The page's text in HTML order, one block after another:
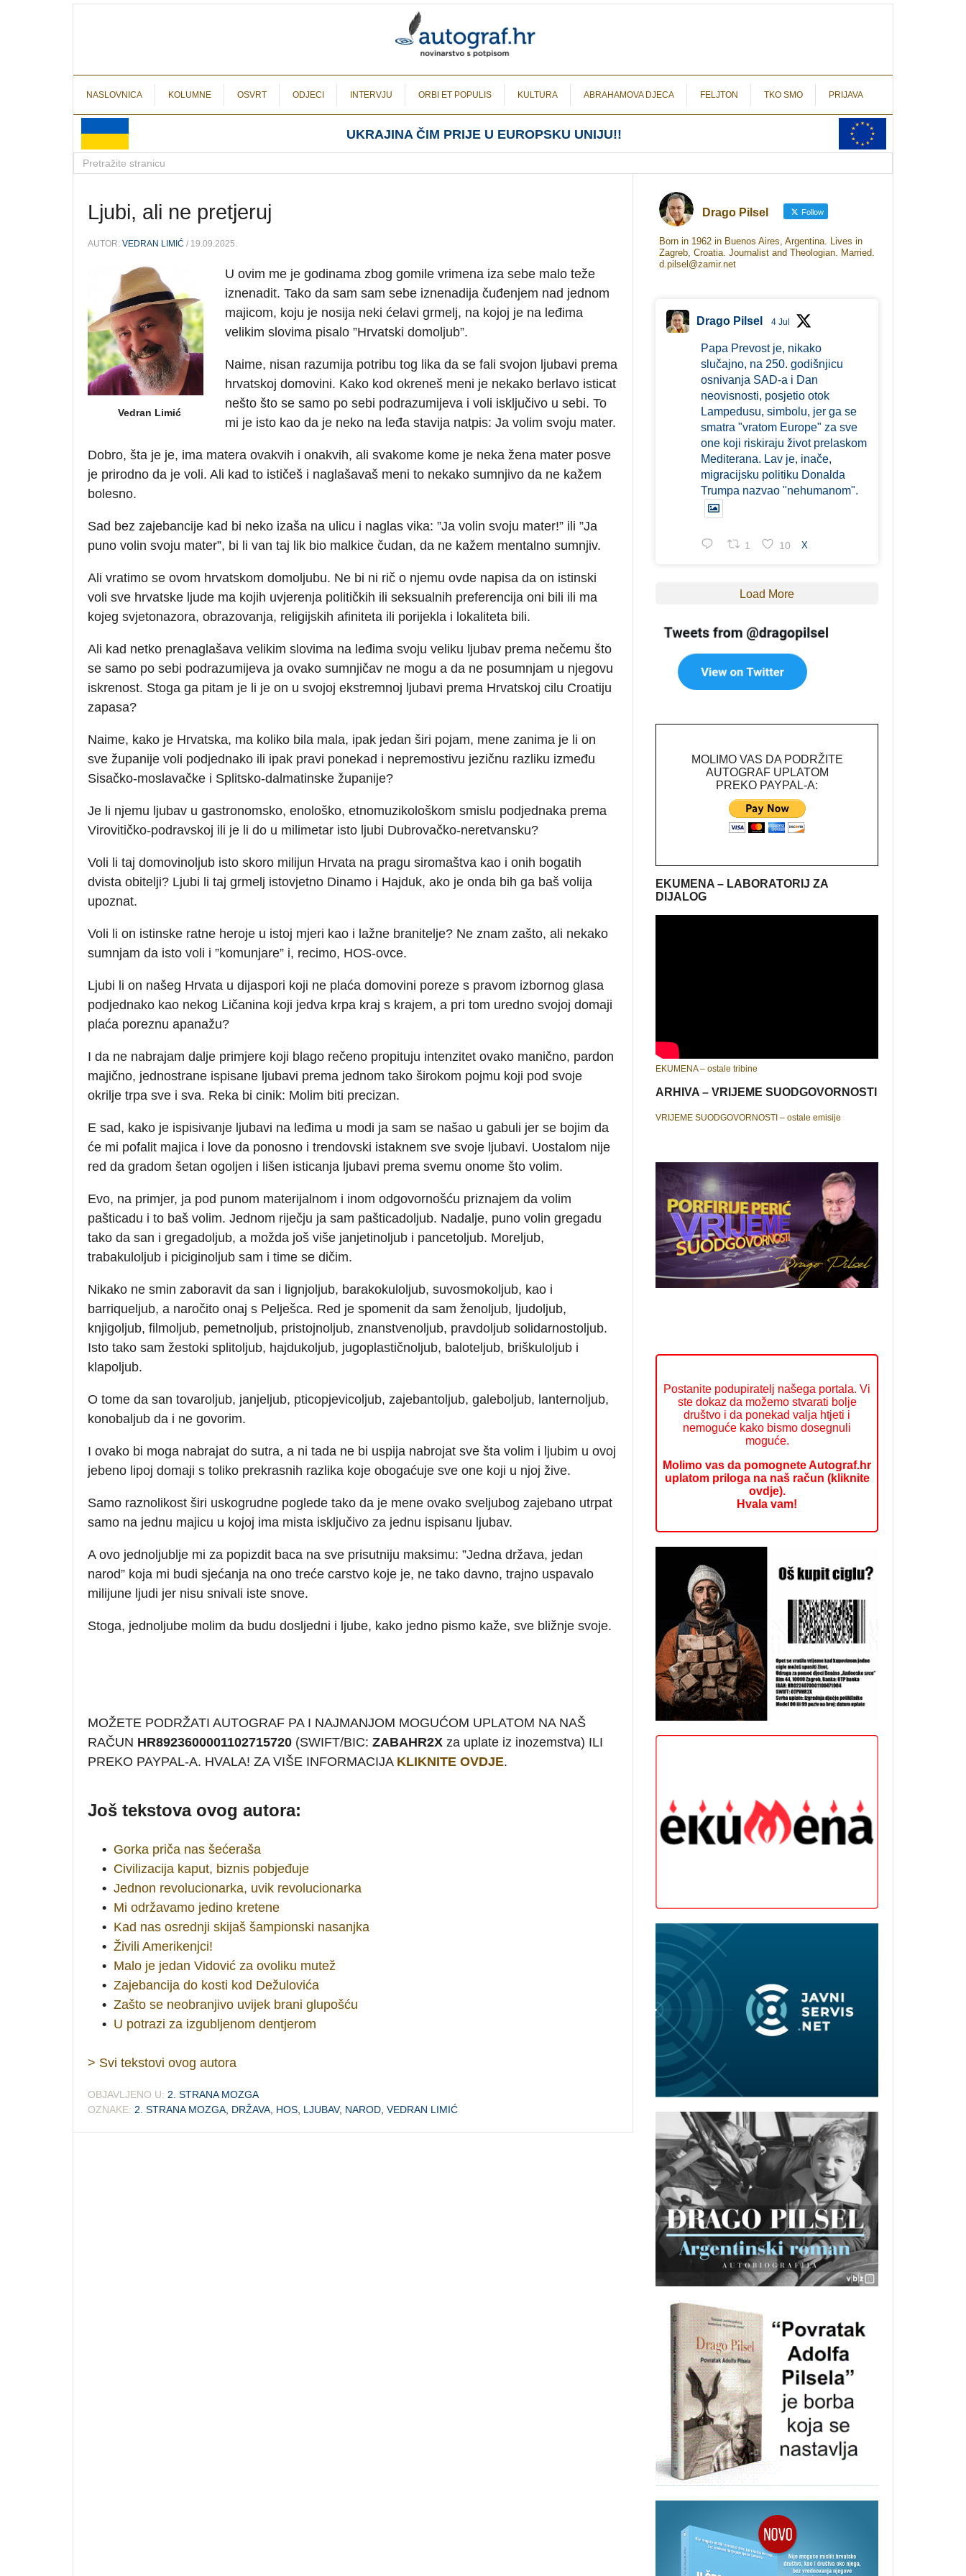
NASLOVNICA KOLUMNE OSVRT ODJECI INTERVJU ORBI ET POPULIS KULTURA ABRAHAMOVA DJECA FELJTON TKO SMO PRIJAVA
UKRAJINA ČIM PRIJE U EUROPSKU UNIJU!!
Ljubi, ali ne pretjeruj
AUTOR: VEDRAN LIMIĆ / 19.09.2025.
Vedran Limić
U ovim me je godinama zbog gomile vrimena iza sebe malo teže
iznenadit. Tako da sam sam sebe iznenadija čuđenjem nad jednom
majicom, koju je nosija neki ćelavi grmelj, na kojoj je na leđima
velikim slovima pisalo ”Hrvatski domoljub”.
Naime, nisan razumija potribu tog lika da se fali svojon ljubavi prema
hrvatskoj domovini. Kako kod okreneš meni je nekako berlavo isticat
nešto što se samo po sebi podrazumijeva i voli isključivo u sebi. To
mi je isto kao da je neko na leđa stavija natpis: Ja volim svoju mater.
Dobro, šta je je, ima matera ovakvih i onakvih, ali svakome kome je neka žena mater posve
je prirodno da je voli. Ali kad to ističeš i naglašavaš meni to nekako sumnjivo da ne kažem
bolesno.
Sad bez zajebancije kad bi neko izaša na ulicu i naglas vika: ”Ja volin svoju mater!” ili ”Ja
puno volin svoju mater”, bi li van taj lik bio malkice čudan, da ne kažem mentalno sumnjiv.
Ali vratimo se ovom hrvatskom domoljubu. Ne bi ni rič o njemu ovde napisa da on istinski
voli sve hrvatske ljude ma kojih uvjerenja političkih ili seksualnih preferencija oni bili ili ma
kojeg svjetonazora, obrazovanja, religijskih afiniteta ili porijekla i lokaliteta bili.
Ali kad netko prenaglašava velikim slovima na leđima svoju veliku ljubav prema nečemu što
se samo po sebi podrazumijeva ja ovako sumnjičav ne mogu a da ne posumnjam u njegovu
iskrenost. Stoga ga pitam je li je on u svojoj ekstremnoj ljubavi prema Hrvatskoj cilu Croatiju
zapasa?
Naime, kako je Hrvatska, ma koliko bila mala, ipak jedan širi pojam, mene zanima je li on
sve županije voli podjednako ili ipak pravi ponekad i nepremostivu jezičnu razliku između
Sisačko-moslavačke i Splitsko-dalmatinske županije?
Je li njemu ljubav u gastronomsko, enološko, etnomuzikološkom smislu podjednaka prema
Virovitičko-podravskoj ili je li do u milimetar isto ljubi Dubrovačko-neretvansku?
Voli li taj domovinoljub isto skoro milijun Hrvata na pragu siromaštva kao i onih bogatih
dvista obitelji? Ljubi li taj grmelj istovjetno Dinamo i Hajduk, ako je onda bih ga baš volija
upoznat.
Voli li on istinske ratne heroje u istoj mjeri kao i lažne branitelje? Ne znam zašto, ali nekako
sumnjam da isto voli i ”komunjare” i, recimo, HOS-ovce.
Ljubi li on našeg Hrvata u dijaspori koji ne plaća domovini poreze s pravom izbornog glasa
podjednako kao nekog Ličanina koji jedva krpa kraj s krajem, a pri tom uredno svojoj domaji
plaća poreznu apanažu?
I da ne nabrajam dalje primjere koji blago rečeno propituju intenzitet ovako manično, pardon
majično, jednostrane ispisane ljubavi prema jednom tako širokom pojmu koji pod svoje
okrilje trpa sve i sva. Reka bi cinik: Molim biti precizan.
E sad, kako je ispisivanje ljubavi na leđima u modi ja sam se našao u gabuli jer se bojim da
će mi pofalit majica i love da ponosno i trendovski istaknem sve svoje ljubavi. Uostalom nije
red da gradom šetan ogoljen i lišen isticanja ljubavi prema svemu onome što volim.
Evo, na primjer, ja pod punom materijalnom i inom odgovornošću priznajem da volim
pašticadu i to baš volim. Jednom riječju ja sam pašticadoljub. Nadalje, puno volin gregadu
tako da san i gregadoljub, a možda još više janjetinoljub i pancetoljub. Moreljub,
trabakuloljub i piciginoljub sam i time se dičim.
Nikako ne smin zaboravit da san i lignjoljub, barakokuloljub, suvosmokoljub, kao i
barriqueljub, a naročito onaj s Pelješca. Red je spomenit da sam ženoljub, ljudoljub,
knjigoljub, filmoljub, pemetnoljub, pristojnoljub, znanstvenoljub, pravdoljub solidarnostoljub.
Isto tako sam žestoki splitoljub, hajdukoljub, jugoplastičnoljub, baloteljub, briškuloljub i
klapoljub.
O tome da san tovaroljub, janjeljub, pticopjevicoljub, zajebantoljub, galeboljub, lanternoljub,
konobaljub da i ne govorim.
I ovako bi moga nabrajat do sutra, a ni tada ne bi uspija nabrojat sve šta volim i ljubim u ovoj
jebeno lipoj domaji s toliko prekrasnih razlika koje obogaćuje sve one koji u njoj žive.
Samo raznolikost širi uskogrudne poglede tako da je mene ovako sveljubog zajebano utrpat
samo na jednu majicu u kojoj ima mista isključivo za jednu ispisanu ljubav.
A ovo jednoljublje mi za popizdit baca na sve prisutniju maksimu: ”Jedna država, jedan
narod” koja mi budi sjećanja na ono treće carstvo koje je, ne tako davno, trajno uspavalo
milijune ljudi jer nisu snivali iste snove.
Stoga, jednoljube molim da budu dosljedni i ljube, kako jedno pismo kaže, sve bližnje svoje.
MOŽETE PODRŽATI AUTOGRAF PA I NAJMANJOM MOGUĆOM UPLATOM NA NAŠ
RAČUN HR8923600001102715720 (SWIFT/BIC: ZABAHR2X za uplate iz inozemstva) ILI
PREKO PAYPAL-A. HVALA! ZA VIŠE INFORMACIJA KLIKNITE OVDJE.
Još tekstova ovog autora:
• Gorka priča nas šećeraša
• Civilizacija kaput, biznis pobjeđuje
• Jednon revolucionarka, uvik revolucionarka
• Mi održavamo jedino kretene
• Kad nas osrednji skijaš šampionski nasanjka
• Živili Amerikenjci!
• Malo je jedan Vidović za ovoliku mutež
• Zajebancija do kosti kod Dežulovića
• Zašto se neobranjivo uvijek brani glupošću
• U potrazi za izgubljenom dentjerom
> Svi tekstovi ovog autora
OBJAVLJENO U: 2. STRANA MOZGA
OZNAKE: 2. STRANA MOZGA DRŽAVA HOS LJUBAV, NAROD VEDRAN LIMIĆ
Drago Pilsel Follow
Born in 1962 in Buenos Aires, Argentina. Lives in
Zagreb, Croatia. Journalist and Theologian. Married.
d.pilsel@zamir.net
Drago Pilsel 4 Jul
Papa Prevost je, nikako
slučajno, na 250. godišnjicu
osnivanja SAD-a i Dan
neovisnosti, posjetio otok
Lampedusu, simbolu, jer ga se
smatra "vratom Europe" za sve
one koji riskiraju život prelaskom
Mediterana. Lav je, inače,
migracijsku politiku Donalda
Trumpa nazvao "nehumanom".
1 10 X
Load More
MOLIMO VAS DA PODRŽITE
AUTOGRAF UPLATOM
PREKO PAYPAL-A:
EKUMENA – LABORATORIJ ZA
DIJALOG
EKUMENA – ostale tribine
ARHIVA – VRIJEME SUODGOVORNOSTI
VRIJEME SUODGOVORNOSTI – ostale emisije
Postanite podupiratelj našega portala. Vi
ste dokaz da možemo stvarati bolje
društvo i da ponekad valja htjeti i
nemoguće kako bismo dosegnuli
moguće.
Molimo vas da pomognete Autograf.hr
uplatom priloga na naš račun (kliknite
ovdje).
Hvala vam!